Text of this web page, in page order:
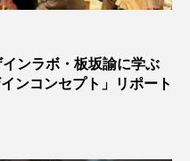
ンラボ・板坂諭に学ぶ
ンコンセプト」リポート